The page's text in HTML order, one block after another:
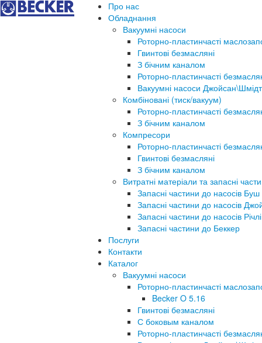
Про нас
Обладнання
Вакуумні насоси
Роторно-пластинчасті
Гвинтові безмасляні
З бічним каналом
Роторно-пластинчасті
Вакуумні насоси Джойсан\Шмідт
Комбіновані (тиск/вакуум)
Роторно-пластинчасті
З бічним каналом
Компресори
Роторно-пластинчасті
Гвинтові безмасляні
З бічним каналом
Витратні матеріали та запасні
Запасні частини до насосів Буш
Запасні частини до насосів
Запасні частини до насосів Річлі
Запасні частини до Беккер
Послуги
Контакти
Каталог
Вакуумні насоси
Роторно-пластинчасті
Becker O 5.16
Гвинтові безмасляні
С боковым каналом
Роторно-пластинчасті